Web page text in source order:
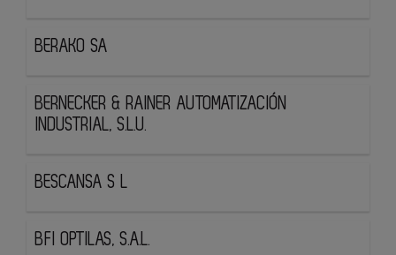
BERAKO SA
BERNECKER & RAINER AUTOMATIZACIÓN
INDUSTRIAL, S.L.U.
BESCANSA S L
BFI OPTILAS, S.A.L.